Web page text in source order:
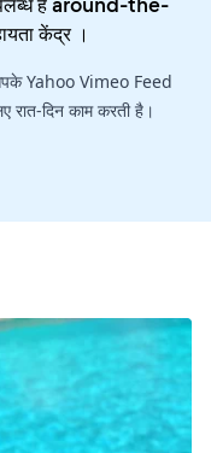
केंद्र।
आपके Yahoo Vimeo Feed
दिन काम करती है।